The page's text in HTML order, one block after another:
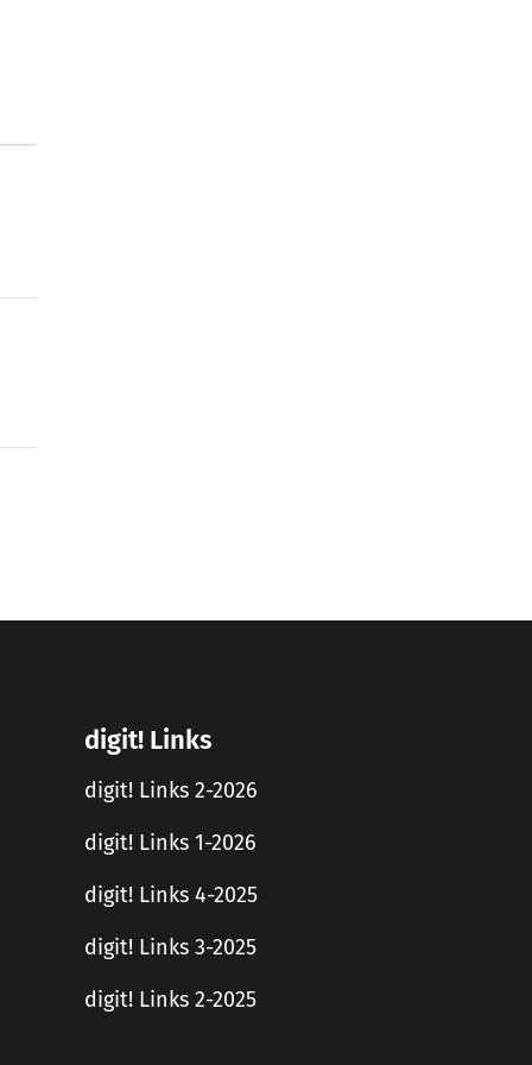
digit! Links
digit! Links 2-2026
digit! Links 1-2026
digit! Links 4-2025
digit! Links 3-2025
digit! Links 2-2025